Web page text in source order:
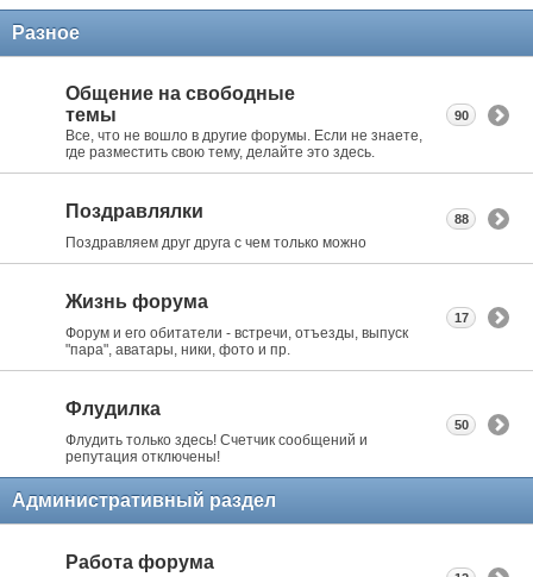
Разное
Общение на свободные
темы
Все, что не вошло в другие форумы. Если не знаете,
где разместить свою тему, делайте это здесь.
90
Поздравлялки
Поздравляем друг друга с чем только можно
88
Жизнь форума
Форум и его обитатели - встречи, отъезды, выпуск
"пара", аватары, ники, фото и пр.
17
Флудилка
Флудить только здесь! Счетчик сообщений и
репутация отключены!
50
Административный раздел
Работа форума